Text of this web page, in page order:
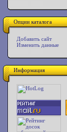
Опции каталога
Добавить сайт
Изменить данные
Информация